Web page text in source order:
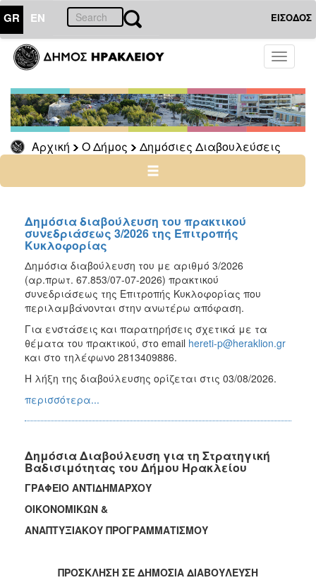
GR EN ΕΙΣΟΔΟΣ
Toggle
Αρχική Ο Δήμος Δημόσιες Διαβουλεύσεις
ΔΗΜΟΣ
Δημόσιες
Διαβουλεύσεις
Αρχείο
ΠΟΛΙΤΙΣΜΟΣ
ΑΝΘΕΚΤΙΚΗ
ΠΟΛΗ
Δημόσια διαβούλευση του πρακτικού
συνεδριάσεως 3/2026 της Επιτροπής
Κυκλοφορίας
Δημόσια διαβούλευση του με αριθμό 3/2026
(αρ.πρωτ. 67.853/07-07-2026) πρακτικού
συνεδριάσεως της Επιτροπής Κυκλοφορίας που
περιλαμβάνονται στην ανωτέρω απόφαση.
Για ενστάσεις και παρατηρήσεις σχετικά με τα
θέματα του πρακτικού, στο email hereti-p@heraklion.gr
και στο τηλέφωνο 2813409886.
Η λήξη της διαβούλευσης ορίζεται στις 03/08/2026.
περισσότερα...
Δημόσια Διαβούλευση για τη Στρατηγική
Βαδισιμότητας του Δήμου Ηρακλείου
ΓΡΑΦΕΙΟ ΑΝΤΙΔΗΜΑΡΧΟΥ
ΟΙΚΟΝΟΜΙΚΩΝ &
ΑΝΑΠΤΥΞΙΑΚΟΥ ΠΡΟΓΡΑΜΜΑΤΙΣΜΟΥ
ΠΡΟΣΚΛΗΣΗ ΣΕ ΔΗΜΟΣΙΑ ΔΙΑΒΟΥΛΕΥΣΗ